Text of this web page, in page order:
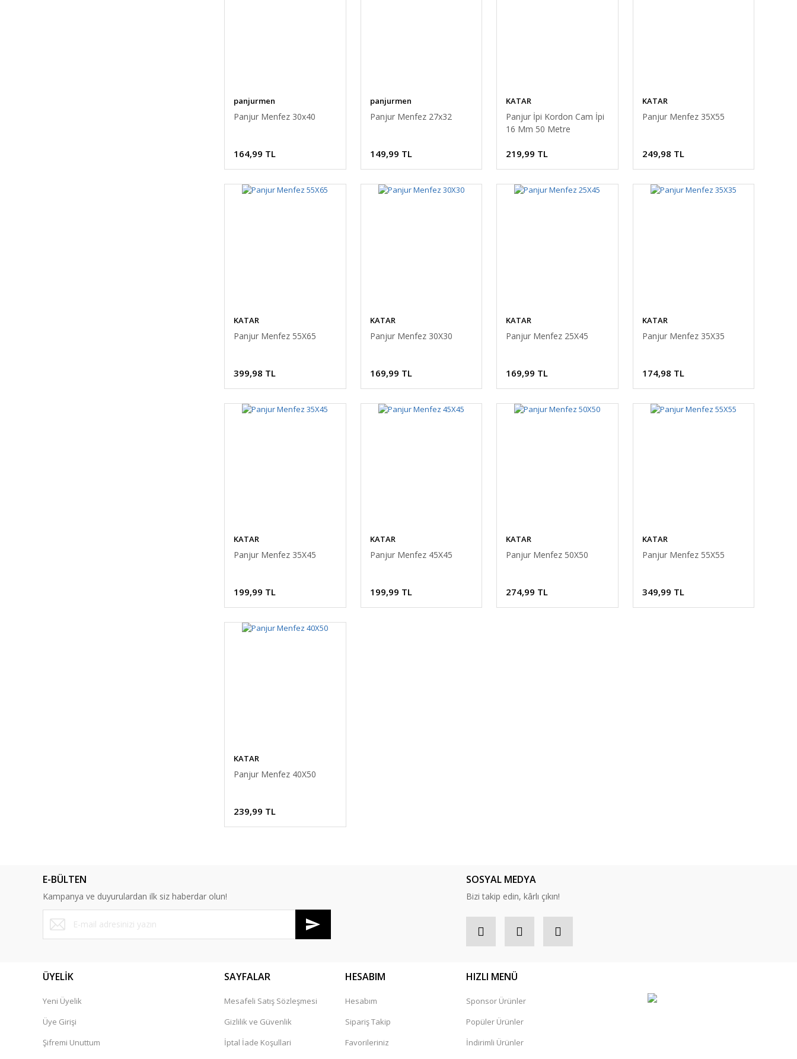
panjurmen
Panjur Menfez 30x40
164,99 TL
panjurmen
Panjur Menfez 27x32
149,99 TL
KATAR
Panjur İpi Kordon Cam İpi
16 Mm 50 Metre
219,99 TL
KATAR
Panjur Menfez 35X55
249,98 TL
KATAR
Panjur Menfez 55X65
399,98 TL
KATAR
Panjur Menfez 30X30
169,99 TL
KATAR
Panjur Menfez 25X45
169,99 TL
KATAR
Panjur Menfez 35X35
174,98 TL
KATAR
Panjur Menfez 35X45
199,99 TL
KATAR
Panjur Menfez 45X45
199,99 TL
KATAR
Panjur Menfez 50X50
274,99 TL
KATAR
Panjur Menfez 55X55
349,99 TL
KATAR
Panjur Menfez 40X50
239,99 TL
E-BÜLTEN
Kampanya ve duyurulardan ilk siz haberdar olun!
SOSYAL MEDYA
Bizi takip edin, kârlı çıkın!
ÜYELİK
Yeni Üyelik
Üye Girişi
Şifremi Unuttum
SAYFALAR
Mesafeli Satış Sözleşmesi
Gizlilik ve Güvenlik
İptal İade Koşullari
HESABIM
Hesabım
Sipariş Takip
Favorileriniz
HIZLI MENÜ
Sponsor Ürünler
Popüler Ürünler
İndirimli Ürünler